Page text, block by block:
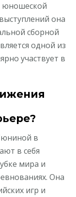
юношеской
она
сборной
одной из
участвует в
в
в себя
мира и
Она
игр и